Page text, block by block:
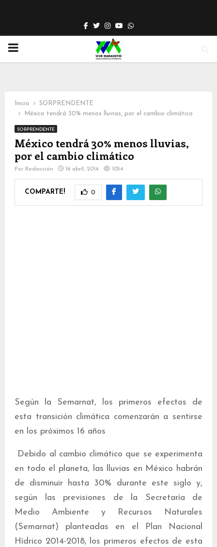
Facebook
TwitterInstagram
YoutubeWhatsapp
PRIMARY
Inicio
SORPRENDENTE
México tendrá 30% menos lluvias, por el cambio climático
SORPRENDENTE
México tendrá 30% menos lluvias,
por el cambio climático
Por Redacción 16 abril, 2014 1054
COMPARTE! 0
Según la Semarnat, los primeros efectos de
esta transición climática comenzarán a sentirse
en los próximos 16 años
Debido al cambio climático que se experimenta
en todo el planeta, las lluvias en México habrán
de disminuir hasta 30% durante este siglo y,
según las previsiones de la Secretaría de
Medio Ambiente y Recursos Naturales
(Semarnat) planteadas en el Plan Nacional
Hídrico 2014-2018, los primeros efectos de esta